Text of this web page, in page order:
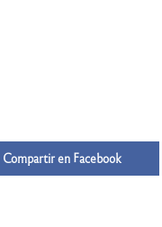
Compartir en Facebook